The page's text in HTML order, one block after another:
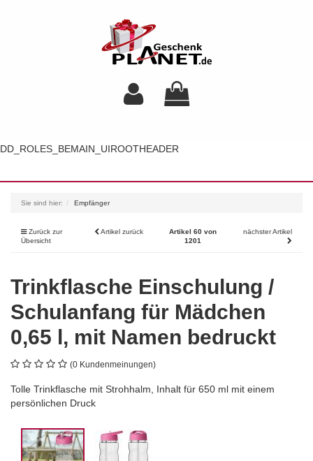
DD_ROLES_BEMAIN_UIROOTHEADER
Sie sind hier: Empfänger
Zurück zur
Übersicht
Artikel zurück
Artikel 60 von
1201
nächster Artikel
Trinkflasche Einschulung /
Schulanfang für Mädchen
0,65 l, mit Namen bedruckt
(0 Kundenmeinungen)
Tolle Trinkflasche mit Strohhalm, Inhalt für 650 ml mit einem
persönlichen Druck